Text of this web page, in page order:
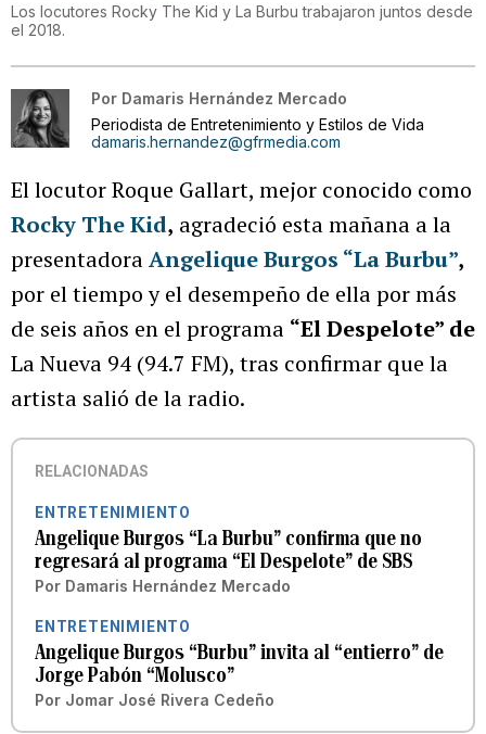
Los locutores Rocky The Kid y La Burbu trabajaron juntos desde
el 2018.
Por Damaris Hernández Mercado
Periodista de Entretenimiento y Estilos de Vida
damaris.hernandez@gfrmedia.com
El locutor Roque Gallart, mejor conocido como
Rocky The Kid, agradeció esta mañana a la
presentadoraAngelique Burgos “La Burbu”,
por el tiempo y el desempeño de ella por más
de seis años en el programa “El Despelote” de
La Nueva 94 (94.7 FM), tras confirmar que la
artista salió de la radio.
RELACIONADAS
ENTRETENIMIENTO
Angelique Burgos “La Burbu” confirma que no
regresará al programa “El Despelote” de SBS
Por Damaris Hernández Mercado
ENTRETENIMIENTO
Angelique Burgos “Burbu” invita al “entierro” de
Jorge Pabón “Molusco”
Por Jomar José Rivera Cedeño